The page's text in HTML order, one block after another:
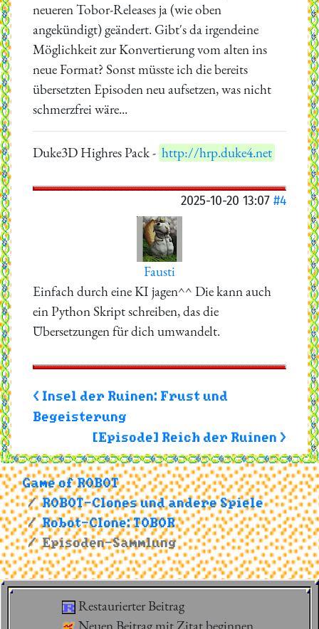
neueren Tobor-Releases ja (wie oben
angekündigt) geändert. Gibt's da irgendeine
Möglichkeit zur Konvertierung vom alten ins
neue Format? Sonst müsste ich die bereits
übersetzten Episoden neu aufsetzen, was nicht
schmerzfrei wäre...
Duke3D Highres Pack - http://hrp.duke4.net
2025-10-20 13:07 #4
Fausti
Einfach durch eine KI jagen^^ Die kann auch
ein Python Skript schreiben, das die
Übersetzungen für dich umwandelt.
< Insel der Ruinen: Frust und
Begeisterung
[Episode] Reich der Ruinen >
Game of ROBOT
ROBOT-Clones und andere Spiele
Robot-Clone: TOBOR
Episoden-Sammlung
Restaurierter Beitrag